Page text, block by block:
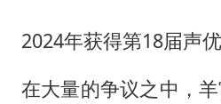
2024年获得第18届声
在大量的争议之中，